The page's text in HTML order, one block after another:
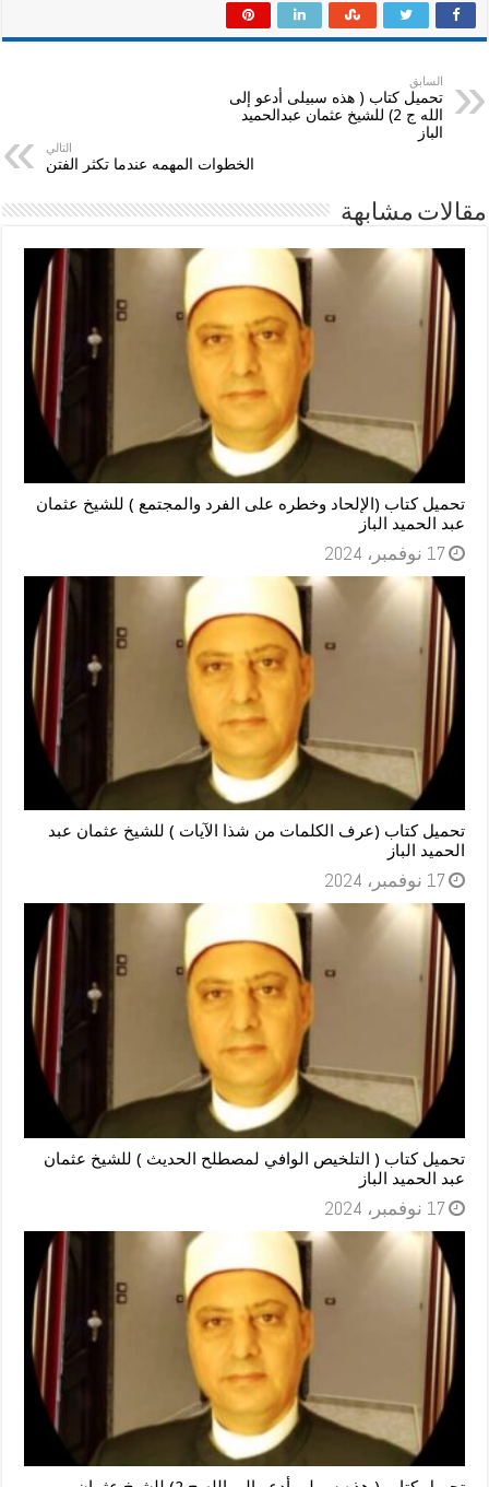
السابق
تحميل كتاب ( هذه سبيلى أدعو إلى
الله ج 2) للشيخ عثمان عبدالحميد
الباز
التالي
الخطوات المهمه عندما تكثر الفتن
مقالات مشابهة
تحميل كتاب (الإلحاد وخطره على الفرد والمجتمع ) للشيخ عثمان
عبد الحميد الباز
17 نوفمبر، 2024
تحميل كتاب (عرف الكلمات من شذا الآيات ) للشيخ عثمان عبد
الحميد الباز
17 نوفمبر، 2024
تحميل كتاب ( التلخيص الوافي لمصطلح الحديث ) للشيخ عثمان
عبد الحميد الباز
17 نوفمبر، 2024